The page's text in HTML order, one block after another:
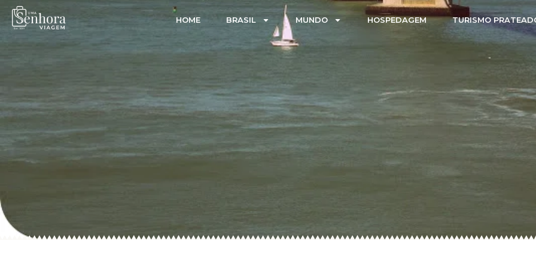
HOME BRASIL MUNDO HOSPEDAGEM TURISMO